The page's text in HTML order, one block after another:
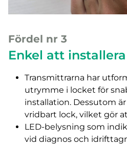
Fördel nr 3
Enkel att
Transmittrarna har
utrymme i locket för
installation. Dessutom
vridbart lock, vilket gör
LED-belysning som
vid diagnos och